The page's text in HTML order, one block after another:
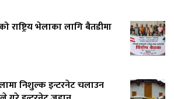
राष्ट्रिय भेलाका लागि बैतडीमा
निशुल्क इन्टरनेट चलाउन